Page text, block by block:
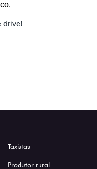
drive!
Taxistas
Produtor rural